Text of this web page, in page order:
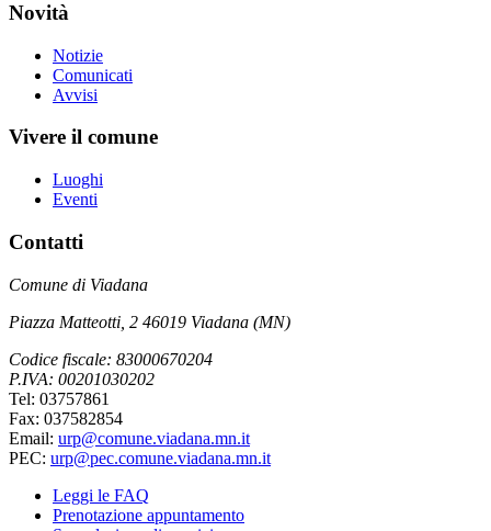
Novità
Notizie
Comunicati
Avvisi
Vivere il comune
Luoghi
Eventi
Contatti
Comune di Viadana
Piazza Matteotti, 2 46019 Viadana (MN)
Codice fiscale: 83000670204
P.IVA: 00201030202
Tel: 03757861
Fax: 037582854
Email: urp@comune.viadana.mn.it
PEC: urp@pec.comune.viadana.mn.it
Leggi le FAQ
Prenotazione appuntamento